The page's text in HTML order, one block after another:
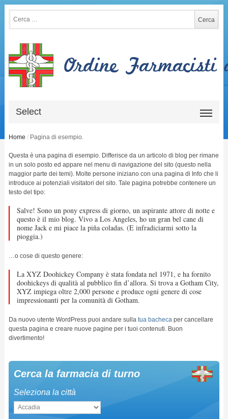
Select
Home / Pagina di esempio.
Questa è una pagina di esempio. Differisce da un articolo di blog per rimane
in un solo posto ed appare nel menu di navigazione del sito (questo nella
maggior parte dei temi). Molte persone iniziano con una pagina di Info che li
introduce ai potenziali visitatori del sito. Tale pagina potrebbe contenere un
testo del tipo:
Salve! Sono un pony express di giorno, un aspirante attore di notte e
questo è il mio blog. Vivo a Los Angeles, ho un gran bel cane di
nome Jack e mi piace la piña coladas. (E infradiciarmi sotto la
pioggia.)
…o cose di questo genere:
La XYZ Doohickey Company è stata fondata nel 1971, e ha fornito
doohickeys di qualità al pubblico fin d’allora. Si trova a Gotham City,
XYZ impiega oltre 2,000 persone e produce ogni genere di cose
impressionanti per la comunità di Gotham.
Da nuovo utente WordPress puoi andare sulla tua bacheca per cancellare
questa pagina e creare nuove pagine per i tuoi contenuti. Buon
divertimento!
Cerca la farmacia di turno
Seleziona la città